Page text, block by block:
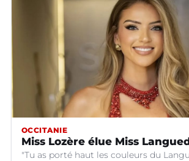
OCCITANIE
Miss Lozère élue Miss
"Tu as porté haut les couleurs du